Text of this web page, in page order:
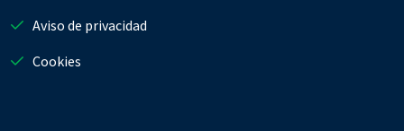
Aviso de privacidad
Cookies